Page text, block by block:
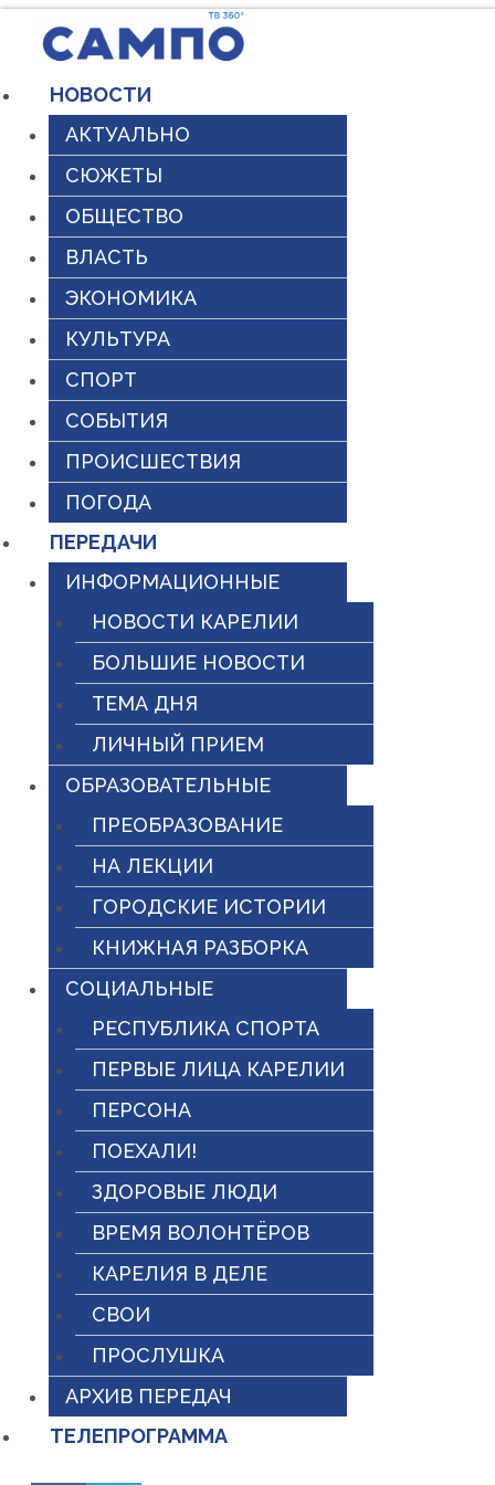
Перейти
содержимому
НОВОСТИ
АКТУАЛЬНО
СЮЖЕТЫ
ОБЩЕСТВО
ВЛАСТЬ
ЭКОНОМИКА
КУЛЬТУРА
СПОРТ
СОБЫТИЯ
ПРОИСШЕСТВИЯ
ПОГОДА
ПЕРЕДАЧИ
ИНФОРМАЦИОННЫЕ
НОВОСТИ КАРЕЛИИ
БОЛЬШИЕ НОВОСТИ
ТЕМА ДНЯ
ЛИЧНЫЙ ПРИЕМ
ОБРАЗОВАТЕЛЬНЫЕ
ПРЕОБРАЗОВАНИЕ
НА ЛЕКЦИИ
ГОРОДСКИЕ ИСТОРИИ
КНИЖНАЯ РАЗБОРКА
СОЦИАЛЬНЫЕ
РЕСПУБЛИКА СПОРТА
ПЕРВЫЕ ЛИЦА КАРЕЛИИ
ПЕРСОНА
ПОЕХАЛИ!
ЗДОРОВЫЕ ЛЮДИ
ВРЕМЯ ВОЛОНТЁРОВ
КАРЕЛИЯ В ДЕЛЕ
СВОИ
ПРОСЛУШКА
АРХИВ ПЕРЕДАЧ
ТЕЛЕПРОГРАММА